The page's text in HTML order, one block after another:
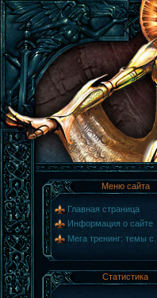
Меню сайта
Главная страница
Информация о сайте
Мега тренинг: темы с...
Статистика